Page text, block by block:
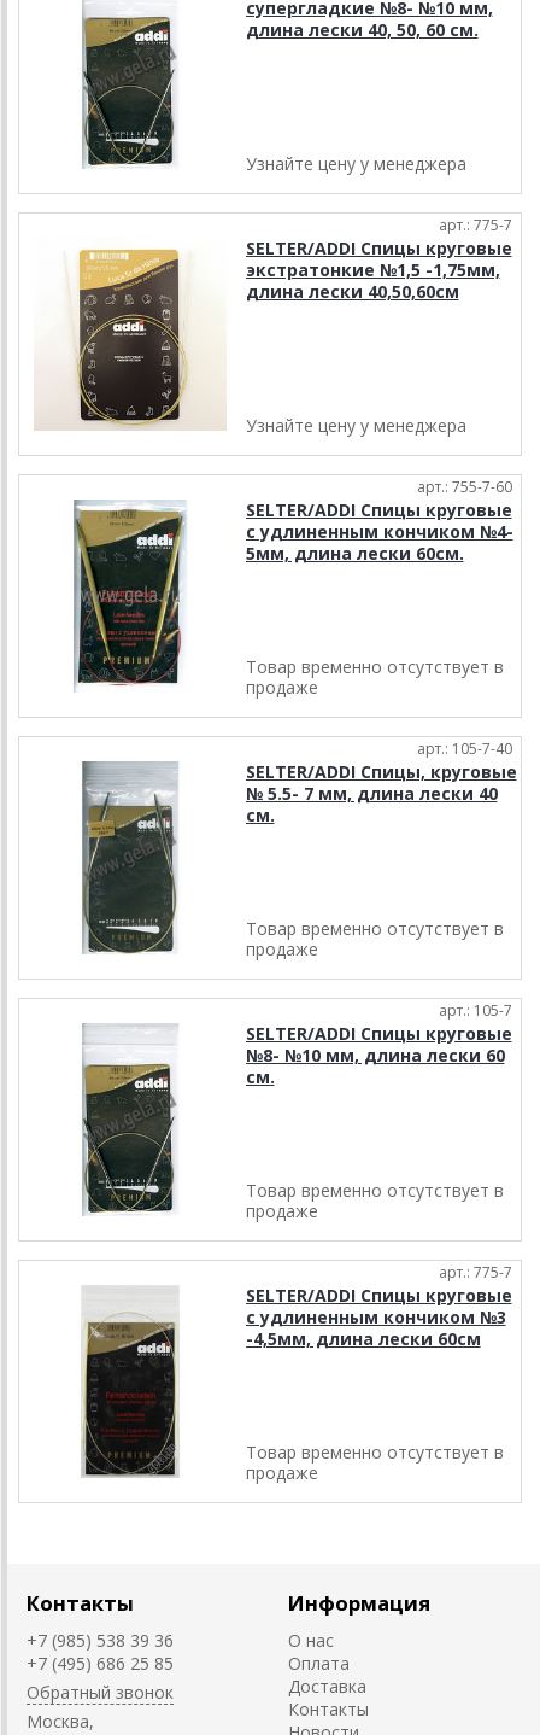
супергладкие №8- №10 мм,
длина лески 40, 50, 60 см.
Узнайте цену у менеджера
арт.: 775-7
SELTER/ADDI Спицы круговые
экстратонкие №1,5 -1,75мм,
длина лески 40,50,60см
Узнайте цену у менеджера
арт.: 755-7-60
SELTER/ADDI Спицы круговые
с удлиненным кончиком №4-
5мм, длина лески 60см.
Товар временно отсутствует в
продаже
арт.: 105-7-40
SELTER/ADDI Спицы, круговые
№ 5.5- 7 мм, длина лески 40
см.
Товар временно отсутствует в
продаже
арт.: 105-7
SELTER/ADDI Спицы круговые
№8- №10 мм, длина лески 60
см.
Товар временно отсутствует в
продаже
арт.: 775-7
SELTER/ADDI Спицы круговые
с удлиненным кончиком №3
-4,5мм, длина лески 60см
Товар временно отсутствует в
продаже
Контакты
+7 (985) 538 39 36
+7 (495) 686 25 85
Обратный звонок
Москва,
Информация
О нас
Оплата
Доставка
Контакты